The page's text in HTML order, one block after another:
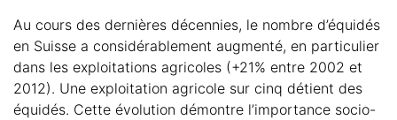
Au cours des dernières décennies, le nombre d’équidés
en Suisse a considérablement augmenté, en particulier
dans les exploitations agricoles (+21% entre 2002 et
2012). Une exploitation agricole sur cinq détient des
équidés. Cette évolution démontre l’importance socio-